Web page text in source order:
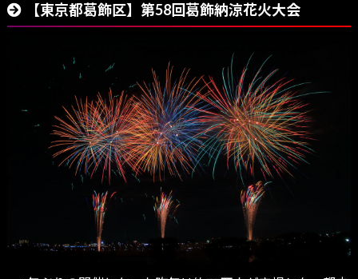
【東京都葛飾区】第58回葛飾納涼花火大会